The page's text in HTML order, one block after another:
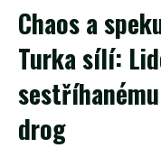
Chaos a
Turka sílí:
drog